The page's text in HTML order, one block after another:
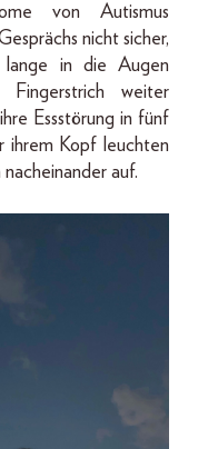
von Autismus
nicht sicher,
in die Augen
weiter
Essstörung in fünf
ihrem Kopf leuchten
auf.